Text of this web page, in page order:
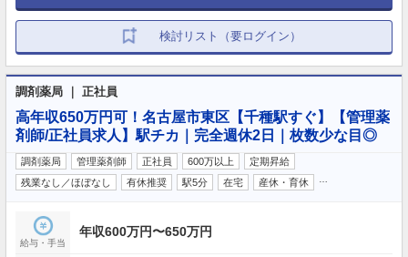
検討リスト（要ログイン）
調剤薬局 ｜ 正社員
高年収650万円可！名古屋市東区【千種駅すぐ】【管理薬
剤師/正社員求人】駅チカ｜完全週休2日｜枚数少な目◎
調剤薬局 管理薬剤師 正社員 600万以上
定期昇給
残業なし／ほぼなし
有休推奨 駅5分 在宅 産休・育休
給与・手当
年収600万円〜650万円